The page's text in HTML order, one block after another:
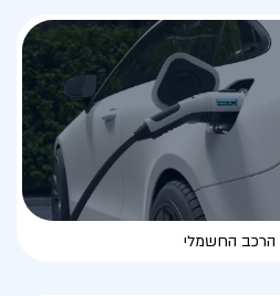
הרכב החשמלי